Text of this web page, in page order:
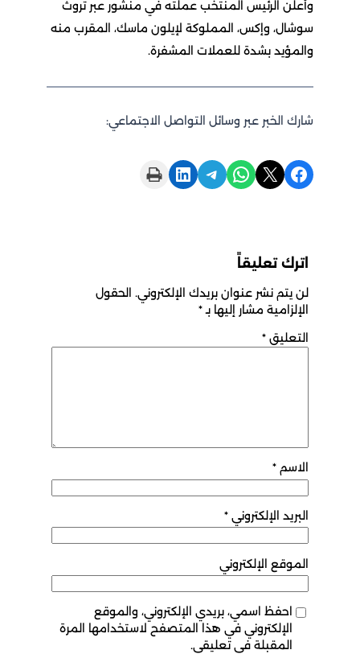
وأعلن الرئيس المنتخب عملته في منشور عبر تروث
سوشال، وإكس، المملوكة لإيلون ماسك، المقرب منه
والمؤيد بشدة للعملات المشفرة.
شارك الخبر عبر وسائل التواصل الاجتماعي:
Share on Facebook
Share on X
Share on WhatsApp
Share on Telegram
Share on LinkedIn
Print this Page
اترك تعليقاً
لن يتم نشر عنوان بريدك الإلكتروني. الحقول
الإلزامية مشار إليها بـ*
التعليق *
الاسم *
البريد الإلكتروني *
الموقع الإلكتروني
احفظ اسمي، بريدي الإلكتروني، والموقع
الإلكتروني في هذا المتصفح لاستخدامها المرة
المقبلة في تعليقي.